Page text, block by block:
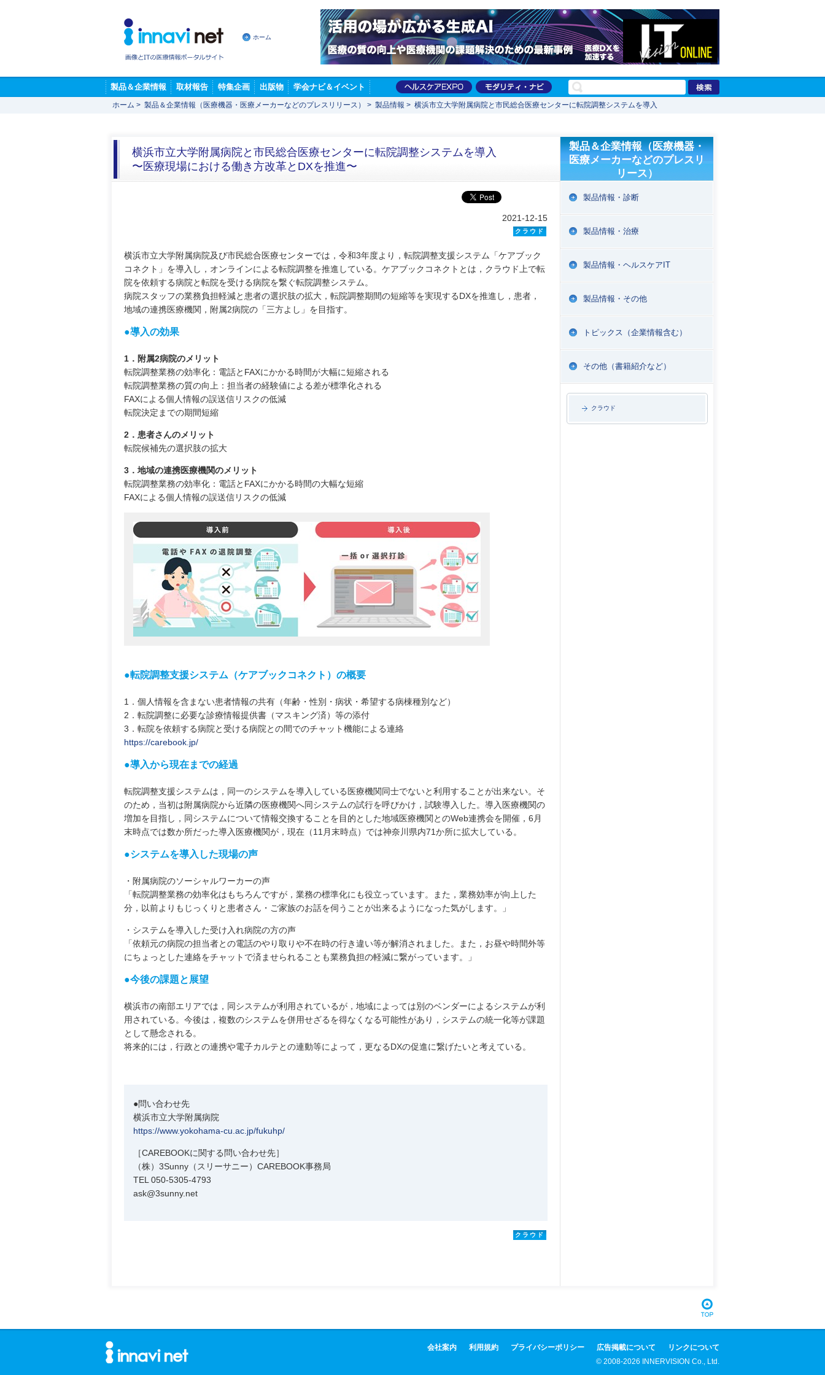
ホーム
製品＆企業情報 取材報告 特集企画 出版物 学会ナビ＆イベント
ホーム > 製品＆企業情報（医療機器・医療メーカーなどのプレスリリース） > 製品情報 > 横浜市立大学附属病院と市民総合医療センターに転院調整システムを導入
横浜市立大学附属病院と市民総合医療センターに転院調整システムを導入
〜医療現場における働き方改革とDXを推進〜
2021-12-15
クラウド
横浜市立大学附属病院及び市民総合医療センターでは，令和3年度より，転院調整支援システム「ケアブック
コネクト」を導入し，オンラインによる転院調整を推進している。ケアブックコネクトとは，クラウド上で転
院を依頼する病院と転院を受ける病院を繋ぐ転院調整システム。
病院スタッフの業務負担軽減と患者の選択肢の拡大，転院調整期間の短縮等を実現するDXを推進し，患者，
地域の連携医療機関，附属2病院の「三方よし」を目指す。
●導入の効果
1．附属2病院のメリット
転院調整業務の効率化：電話とFAXにかかる時間が大幅に短縮される
転院調整業務の質の向上：担当者の経験値による差が標準化される
FAXによる個人情報の誤送信リスクの低減
転院決定までの期間短縮
2．患者さんのメリット
転院候補先の選択肢の拡大
3．地域の連携医療機関のメリット
転院調整業務の効率化：電話とFAXにかかる時間の大幅な短縮
FAXによる個人情報の誤送信リスクの低減
●転院調整支援システム（ケアブックコネクト）の概要
1．個人情報を含まない患者情報の共有（年齢・性別・病状・希望する病棟種別など）
2．転院調整に必要な診療情報提供書（マスキング済）等の添付
3．転院を依頼する病院と受ける病院との間でのチャット機能による連絡
https://carebook.jp/
●導入から現在までの経過
転院調整支援システムは，同一のシステムを導入している医療機関同士でないと利用することが出来ない。そ
のため，当初は附属病院から近隣の医療機関へ同システムの試行を呼びかけ，試験導入した。導入医療機関の
増加を目指し，同システムについて情報交換することを目的とした地域医療機関とのWeb連携会を開催，6月
末時点では数か所だった導入医療機関が，現在（11月末時点）では神奈川県内71か所に拡大している。
●システムを導入した現場の声
・附属病院のソーシャルワーカーの声
「転院調整業務の効率化はもちろんですが，業務の標準化にも役立っています。また，業務効率が向上した
分，以前よりもじっくりと患者さん・ご家族のお話を伺うことが出来るようになった気がします。」
・システムを導入した受け入れ病院の方の声
「依頼元の病院の担当者との電話のやり取りや不在時の行き違い等が解消されました。また，お昼や時間外等
にちょっとした連絡をチャットで済ませられることも業務負担の軽減に繋がっています。」
●今後の課題と展望
横浜市の南部エリアでは，同システムが利用されているが，地域によっては別のベンダーによるシステムが利
用されている。今後は，複数のシステムを併用せざるを得なくなる可能性があり，システムの統一化等が課題
として懸念される。
将来的には，行政との連携や電子カルテとの連動等によって，更なるDXの促進に繋げたいと考えている。
●問い合わせ先
横浜市立大学附属病院
https://www.yokohama-cu.ac.jp/fukuhp/
［CAREBOOKに関する問い合わせ先］
（株）3Sunny（スリーサニー）CAREBOOK事務局
TEL 050-5305-4793
ask@3sunny.net
クラウド
製品＆企業情報（医療機器・
医療メーカーなどのプレスリ
リース）
製品情報・診断
製品情報・治療
製品情報・ヘルスケアIT
製品情報・その他
トピックス（企業情報含む）
その他（書籍紹介など）
クラウド
リンクについて
広告掲載について
プライバシーポリシー
利用規約
会社案内
© 2008-2026 INNERVISION Co., Ltd.